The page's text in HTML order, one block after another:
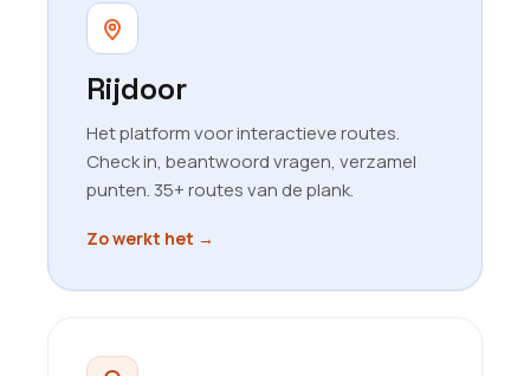
Rijdoor
Het platform voor interactieve routes.
Check in, beantwoord vragen, verzamel
punten. 35+ routes van de plank.
Zo werkt het →